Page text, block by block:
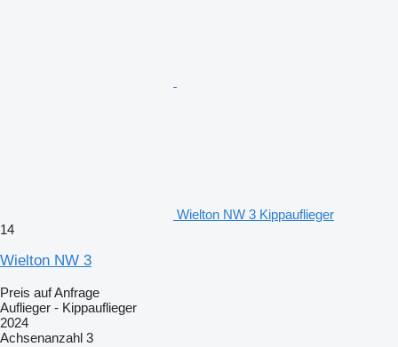
Wielton NW 3 Kippauflieger
14
Wielton NW 3
Preis auf Anfrage
Auflieger - Kippauflieger
2024
Achsenanzahl 3